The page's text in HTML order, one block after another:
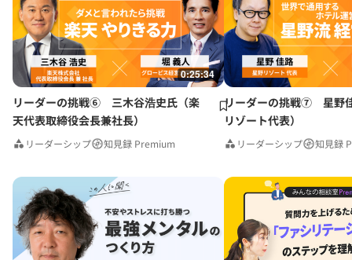
0:25:34
リーダーの挑戦⑥ 三木谷浩史氏（楽
天代表取締役会長兼社長）
リーダーシップ 知見録 Premium
リーダーの挑戦⑦ 星野
リゾート代表）
リーダーシップ 知見録